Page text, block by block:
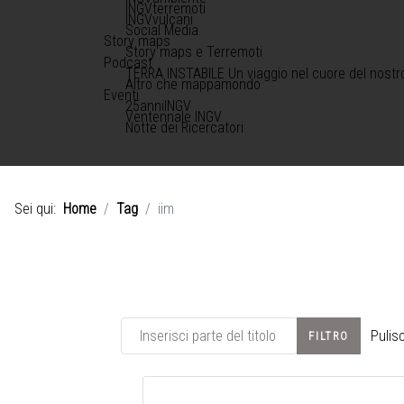
INGVterremoti
INGVvulcani
Social Media
Story maps
Story maps e Terremoti
Podcast
TERRA INSTABILE Un viaggio nel cuore del
Altro che mappamondo
Eventi
25anniINGV
Ventennale INGV
Notte dei Ricercatori
Sei qui: Home Tag iim
Inserisci parte del titolo FILTRO